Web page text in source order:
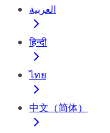
العربية
हिन्दी
ไทย
中文（简体）